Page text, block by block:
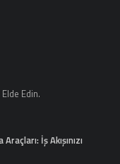
Edin.
İş Akışınızı